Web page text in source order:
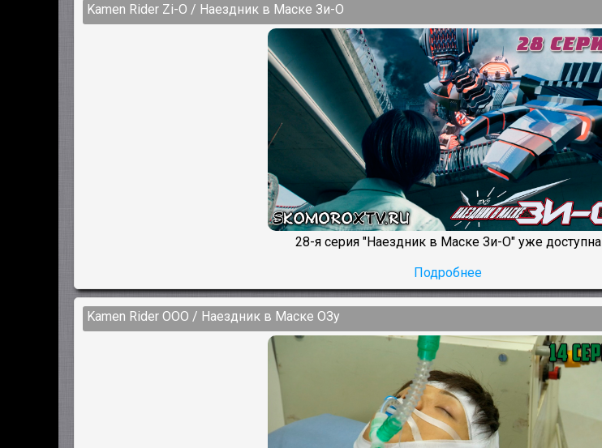
Kamen Rider Zi-O / Наездник в Маске Зи-О
28-я серия "Наездник в Маске Зи-О" уже доступна
Подробнее
Kamen Rider OOO / Наездник в Маске ОЗу